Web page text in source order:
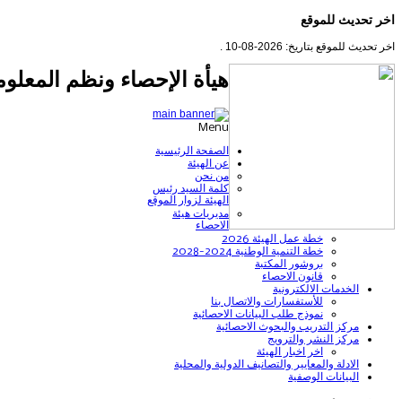
اخر تحديث للموقع
اخر تحديث للموقع بتاريخ: 2026-08-10 .
هيأة الإحصاء ونظم
Menu
الصفحة الرئيسية
عن الهيئة
من نحن
كلمة السيد رئيس
الهيئة لزوار الموقع
مديريات هيئة
الاحصاء
خطة عمل الهيئة 2026
خطة التنمية الوطنية 2024-2028
بروشور المكتبة
قانون الاحصاء
الخدمات الالكترونية
للأستفسارات والاتصال بنا
نموذج طلب البيانات الاحصائية
مركز التدريب والبحوث الاحصائية
مركز النشر والترويج
اخر اخبار الهيئة
الادلة والمعايير والتصانيف الدولية والمحلية
البيانات الوصفية